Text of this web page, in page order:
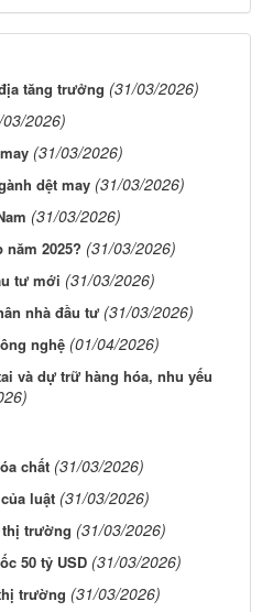
tăng trưởng (31/03/2026)
2026)
(31/03/2026)
dệt may (31/03/2026)
(31/03/2026)
2025? (31/03/2026)
tư mới (31/03/2026)
nhà đầu tư (31/03/2026)
nghệ (01/04/2026)
và dự trữ hàng hóa, nhu yếu
chất (31/03/2026)
luật (31/03/2026)
thị trường (31/03/2026)
50 tỷ USD (31/03/2026)
trường (31/03/2026)